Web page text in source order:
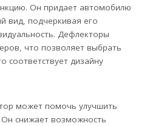
Он придает автомобилю
вид, подчеркивая его
Дефлекторы
что позволяет выбрать
соответствует дизайну
может помочь улучшить
снижает возможность